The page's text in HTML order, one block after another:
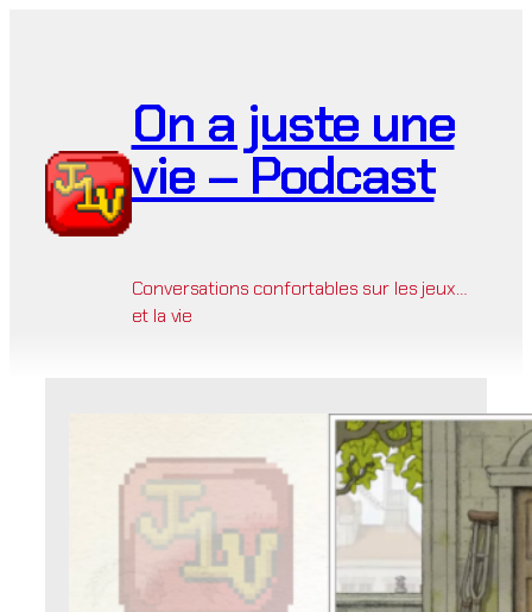
On a juste une
vie – Podcast
Conversations confortables sur les jeux…
et la vie